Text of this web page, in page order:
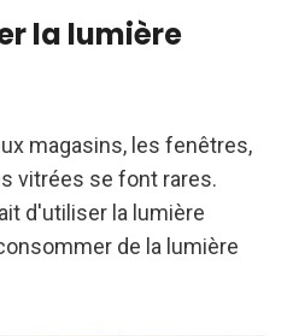
la lumière
magasins, les fenêtres,
vitrées se font rares.
d'utiliser la lumière
de la lumière